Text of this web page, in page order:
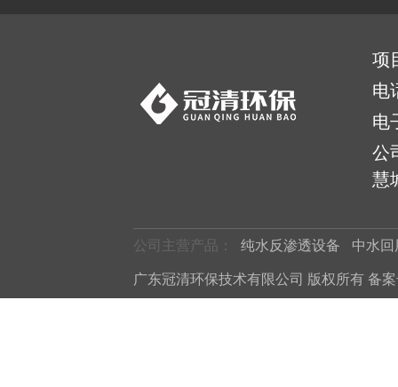
项
电
电
公
慧
公司主营产品： 纯水反渗透设备 中水回
广东冠清环保技术有限公司 版权所有 备